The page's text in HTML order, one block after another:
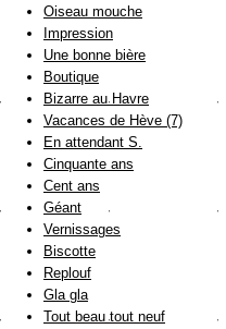
Oiseau mouche
Impression
Une bonne bière
Boutique
Bizarre au Havre
Vacances de Hève (7)
En attendant S.
Cinquante ans
Cent ans
Géant
Vernissages
Biscotte
Replouf
Gla gla
Tout beau tout neuf